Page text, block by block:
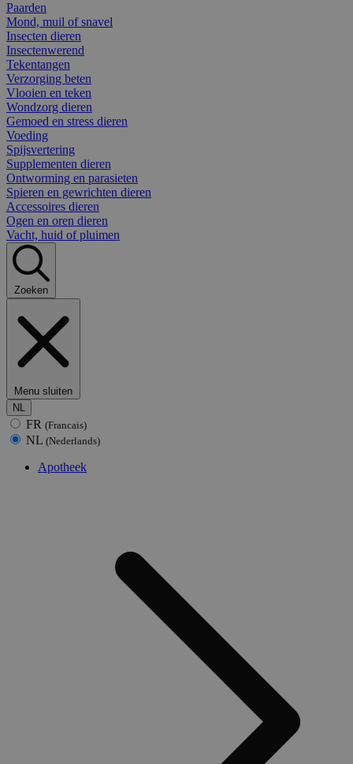
Paarden
Mond, muil of snavel
Insecten dieren
Insectenwerend
Tekentangen
Verzorging beten
Vlooien en teken
Wondzorg dieren
Gemoed en stress dieren
Voeding
Spijsvertering
Supplementen dieren
Ontworming en parasieten
Spieren en gewrichten dieren
Accessoires dieren
Ogen en oren dieren
Vacht, huid of pluimen
Zoeken
Menu sluiten
NL
FR (Francais)
NL (Nederlands)
Apotheek